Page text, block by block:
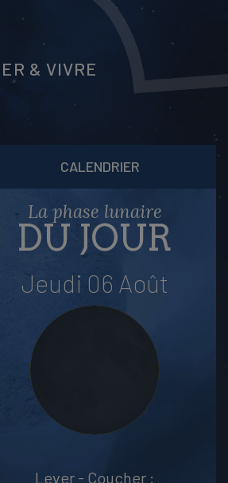
& VIVRE
CALENDRIER
La phase lunaire
DU JOUR
Jeudi 06 Août
Lever - Coucher :